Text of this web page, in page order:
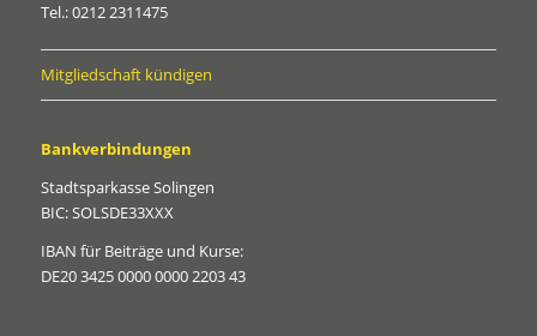
Tel.: 0212 2311475
Mitgliedschaft kündigen
Bankverbindungen
Stadtsparkasse Solingen
BIC: SOLSDE33XXX
IBAN für Beiträge und Kurse:
DE20 3425 0000 0000 2203 43